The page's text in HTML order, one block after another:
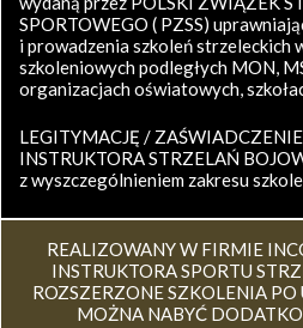
SPORTOWEGO ( PZSS)
i prowadzenia szkoleń strzeleckich
szkoleniowych podległych MON,
organizacjach oświatowych,
LEGITYMACJĘ /
INSTRUKTORA STRZELAŃ
z wyszczególnieniem zakresu
REALIZOWANY W FIRMIE
INSTRUKTORA SPORTU
ROZSZERZONE SZKOLENIA
MOŻNA NABYĆ